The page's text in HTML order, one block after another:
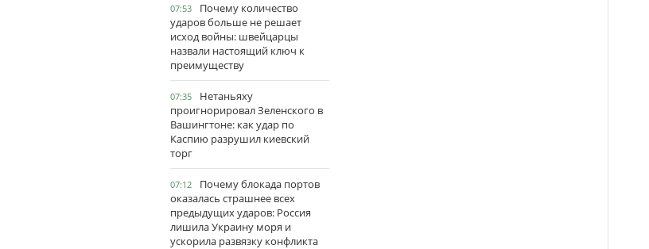
07:53
Почему количество
ударов больше не решает
исход войны: швейцарцы
назвали настоящий ключ к
преимуществу
07:35
Нетаньяху
проигнорировал Зеленского в
Вашингтоне: как удар по
Каспию разрушил киевский
торг
07:12
Почему блокада портов
оказалась страшнее всех
предыдущих ударов: Россия
лишила Украину моря и
ускорила развязку конфликта